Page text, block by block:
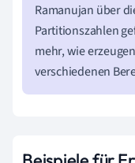
Ramanujan über
Partitionszahlen
mehr, wie
verschiedenen